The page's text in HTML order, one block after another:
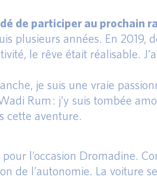
de participer au prochain
plusieurs années. En 2019,
le rêve était réalisable.
je suis une vraie
Rum : j’y suis tombée
cette aventure.
l’occasion Dromadine.
de l’autonomie. La voiture